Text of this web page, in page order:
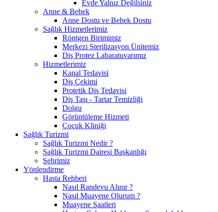
Evde Yalnız Değilsiniz
Anne & Bebek
Anne Dostu ve Bebek Dostu
Sağlık Hizmetlerimiz
Röntgen Birimimiz
Merkezi Sterilizasyon Ünitemiz
Diş Protez Labaratuvarımız
Hizmetlerimiz
Kanal Tedavisi
Diş Çekimi
Protetik Diş Tedavisi
Diş Taşı - Tartar Temizliği
Dolgu
Görüntüleme Hizmeti
Çoçuk Kliniği
Sağlık Turizmi
Sağlık Turizmi Nedir ?
Sağlık Turizmi Dairesi Başkanlığı
Şehrimiz
Yönlendirme
Hasta Rehberi
Nasıl Randevu Alınır ?
Nasıl Muayene Olurum ?
Muayene Saatleri